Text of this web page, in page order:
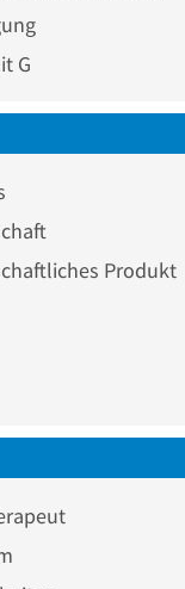
G
Produkt